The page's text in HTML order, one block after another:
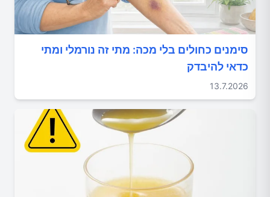
סימנים כחולים בלי מכה: מתי זה נורמלי ומתי
כדאי להיבדק
13.7.2026